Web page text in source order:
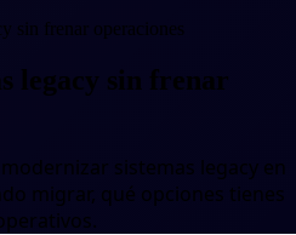
sin frenar operaciones
legacy sin frenar
sistemas legacy en
migrar, qué opciones tienes